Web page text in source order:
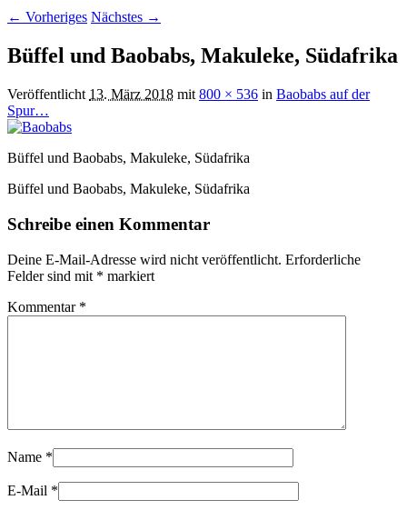
← Vorheriges Nächstes →
Büffel und Baobabs, Makuleke, Südafrika
Veröffentlicht 13. März 2018 mit 800 × 536 in Baobabs auf der
Spur…
Büffel und Baobabs, Makuleke, Südafrika
Büffel und Baobabs, Makuleke, Südafrika
Schreibe einen Kommentar
Deine E-Mail-Adresse wird nicht veröffentlicht. Erforderliche
Felder sind mit * markiert
Kommentar *
Name *
E-Mail *